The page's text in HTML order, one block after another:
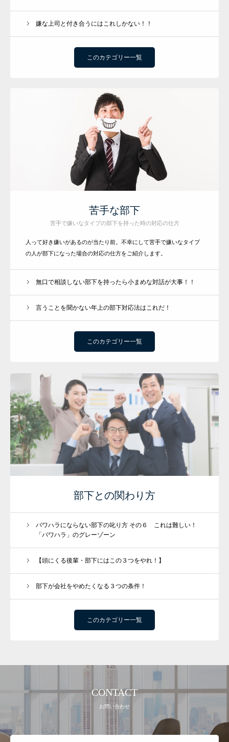
嫌な上司と付き合うにはこれしかない！！
このカテゴリー一覧
苦手な部下
苦手で嫌いなタイプの部下を持った時の対応の仕方
人って好き嫌いがあるのが当たり前。不幸にして苦手で嫌いなタイプ
の人が部下になった場合の対応の仕方をご紹介します。
無口で相談しない部下を持ったら小まめな対話が大事！！
言うことを聞かない年上の部下対応法はこれだ！
このカテゴリー一覧
部下との関わり方
パワハラにならない部下の叱り方 その６ これは難しい！
「パワハラ」のグレーゾーン
【頭にくる後輩・部下にはこの３つをやれ！】
部下が会社をやめたくなる３つの条件！
このカテゴリー一覧
CONTACT
お問い合わせ